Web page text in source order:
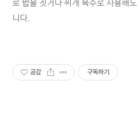
로 밥을 짓거나 찌개 육수로 사용해
니다.
공감 구독하기